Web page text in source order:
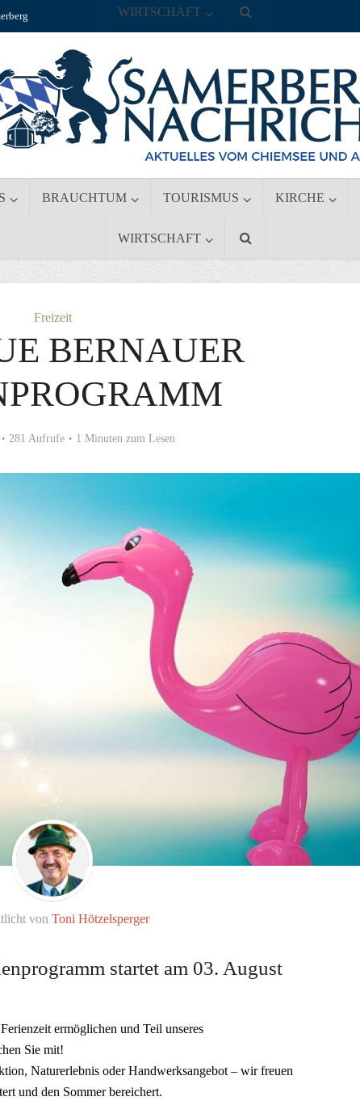
BRAUCHTUM TOURISMUS KIRCHE
WIRTSCHAFT
WIRTSCHAFT
Freizeit
BERNAUER
281 Aufrufe 1 Minuten zum Lesen
von Toni Hötzelsperger
startet am 03. August
ermöglichen und Teil unseres
Sie mit!
Naturerlebnis oder Handwerksangebot – wir freuen
und den Sommer bereichert.